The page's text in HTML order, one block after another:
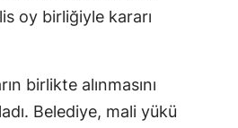
oy birliğiyle kararı
birlikte alınmasını
Belediye, mali yükü